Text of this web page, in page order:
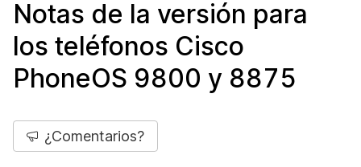
Notas de la versión para
los teléfonos Cisco
PhoneOS 9800 y 8875
¿Comentarios?